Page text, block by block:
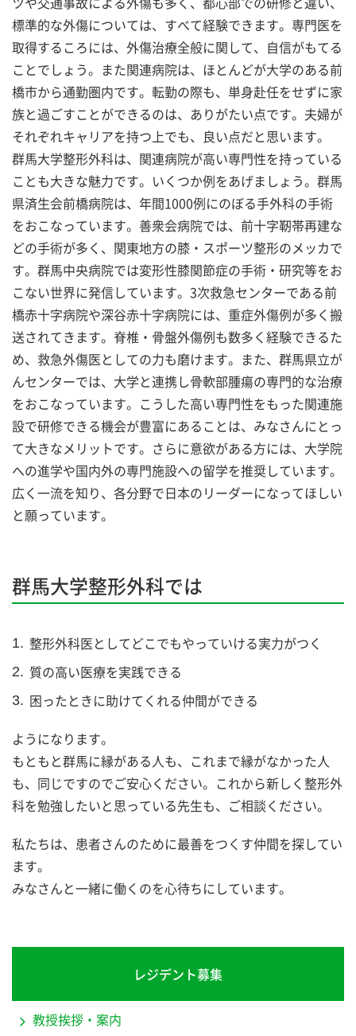
標準的な外傷については、すべて経験できます。専門医を
取得するころには、外傷治療全般に関して、自信がもてる
ことでしょう。また関連病院は、ほとんどが大学のある前
橋市から通勤圏内です。転勤の際も、単身赴任をせずに家
族と過ごすことができるのは、ありがたい点です。夫婦が
それぞれキャリアを持つ上でも、良い点だと思います。
群馬大学整形外科は、関連病院が高い専門性を持っている
ことも大きな魅力です。いくつか例をあげましょう。群馬
県済生会前橋病院は、年間1000例にのぼる手外科の手術
をおこなっています。善衆会病院では、前十字靭帯再建な
どの手術が多く、関東地方の膝・スポーツ整形のメッカで
す。群馬中央病院では変形性膝関節症の手術・研究等をお
こない世界に発信しています。3次救急センターである前
橋赤十字病院や深谷赤十字病院には、重症外傷例が多く搬
送されてきます。脊椎・骨盤外傷例も数多く経験できるた
め、救急外傷医としての力も磨けます。また、群馬県立が
んセンターでは、大学と連携し骨軟部腫瘍の専門的な治療
をおこなっています。こうした高い専門性をもった関連施
設で研修できる機会が豊富にあることは、みなさんにとっ
て大きなメリットです。さらに意欲がある方には、大学院
への進学や国内外の専門施設への留学を推奨しています。
広く一流を知り、各分野で日本のリーダーになってほしい
と願っています。
群馬大学整形外科では
整形外科医としてどこでもやっていける実力がつく
質の高い医療を実践できる
困ったときに助けてくれる仲間ができる
ようになります。
もともと群馬に縁がある人も、これまで縁がなかった人
も、同じですのでご安心ください。これから新しく整形外
科を勉強したいと思っている先生も、ご相談ください。
私たちは、患者さんのために最善をつくす仲間を探してい
ます。
みなさんと一緒に働くのを心待ちにしています。
レジデント募集
教授挨拶・案内